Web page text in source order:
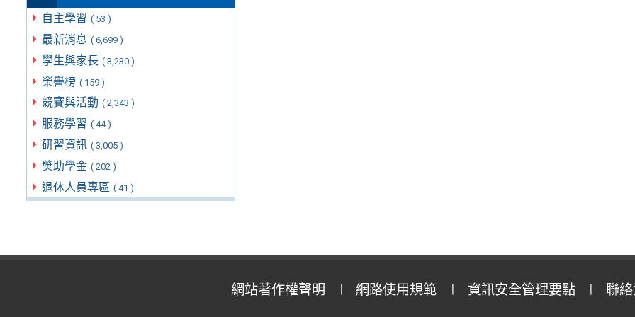
自主學習 ( 53 )
最新消息 ( 6,699 )
學生與家長 ( 3,230 )
榮譽榜 ( 159 )
競賽與活動 ( 2,343 )
服務學習 ( 44 )
研習資訊 ( 3,005 )
獎助學金 ( 202 )
退休人員專區 ( 41 )
網站著作權聲明 網路使用規範 資訊安全管理要點 聯